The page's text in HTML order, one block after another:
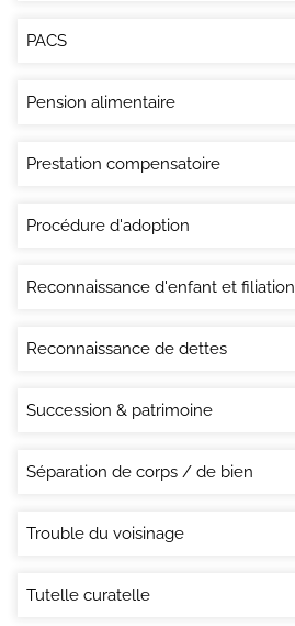
PACS
Pension alimentaire
Prestation compensatoire
Procédure d'adoption
Reconnaissance d'enfant et filiation
Reconnaissance de dettes
Succession & patrimoine
Séparation de corps / de bien
Trouble du voisinage
Tutelle curatelle